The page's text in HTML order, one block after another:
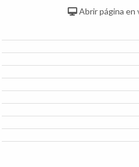
Abrir página en